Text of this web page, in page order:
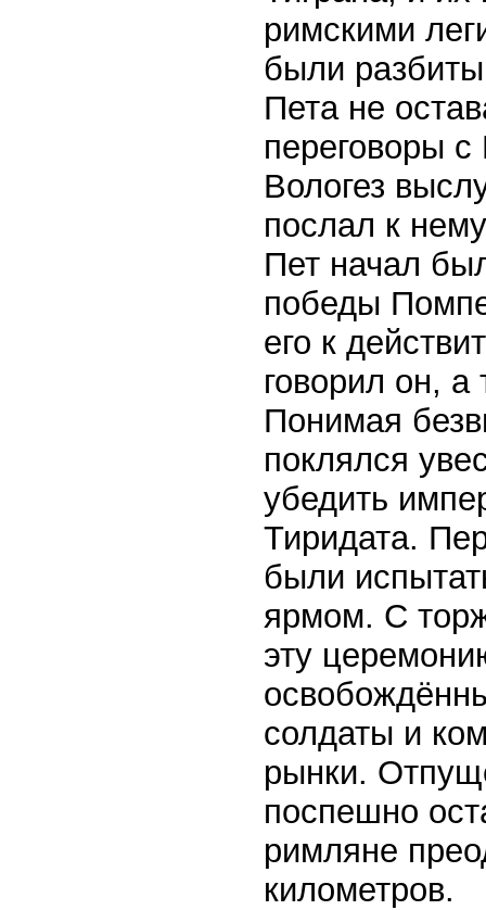
римскими
были
Пета не
переговоры с
Вологез
послал к
Пет начал
победы
его к
говорил он,
Понимая
поклялся
убедить
Тиридата.
были
ярмом. С
эту
солдаты и
рынки.
поспешно
римляне
километров.